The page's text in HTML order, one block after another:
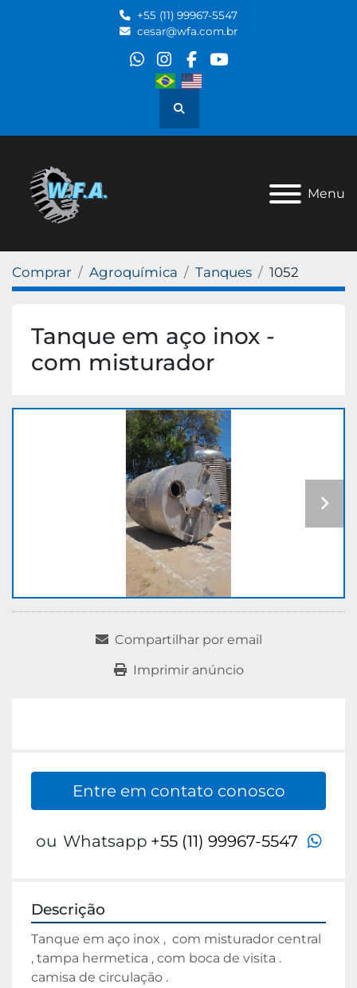
+55 (11) 99967-5547
cesar@wfa.com.br
whatsapp
instagram
facebook
youtube
Pesquisar
Menu
Comprar Agroquímica Tanques 1052
Tanque em aço inox -
com misturador
Compartilhar por email
Imprimir anúncio
Entre em contato conosco
ou Whatsapp +55 (11) 99967-5547
Descrição
Tanque em aço inox ,  com misturador central
, tampa hermetica , com boca de visita .
camisa de circulação .